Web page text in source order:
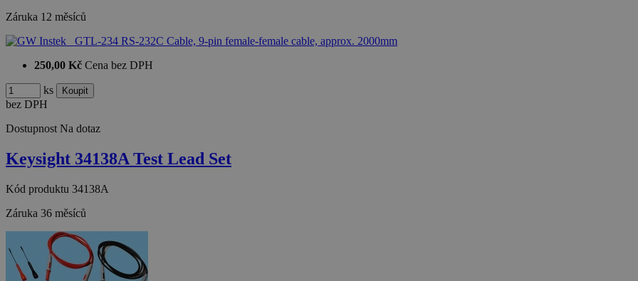
Záruka 12 měsíců
250,00 Kč Cena bez DPH
ks
bez DPH
Dostupnost Na dotaz
Keysight 34138A Test Lead Set
Kód produktu 34138A
Záruka 36 měsíců